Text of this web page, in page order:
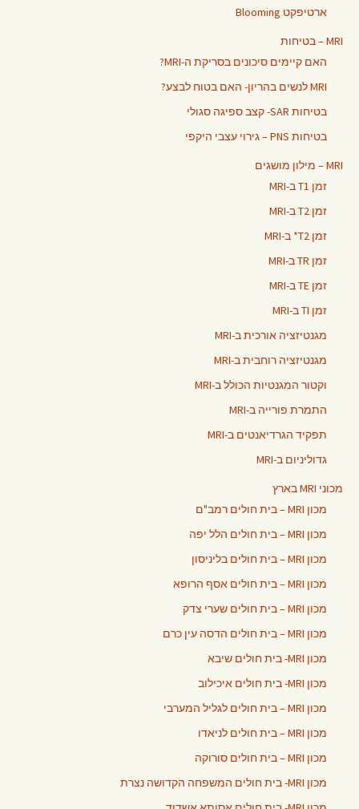
ארטיפקט Blooming
MRI – בטיחות
האם קיימים סיכונים בסריקת ה-MRI?
MRI לנשים בהריון- האם בטוח לבצע?
בטיחות SAR- קצב ספיגה סגולי
בטיחות PNS – גירוי עצבי היקפי
MRI – מילון מושגים
זמן T1 ב-MRI
זמן T2 ב-MRI
זמן T2* ב-MRI
זמן TR ב-MRI
זמן TE ב-MRI
זמן TI ב-MRI
מגנטיזציה אורכית ב-MRI
מגנטיזציה רוחבית ב-MRI
וקטור המגנטיות הכולל ב-MRI
התמרת פורייה ב-MRI
תפקיד הגרדיאנטים ב-MRI
גדוליניום ב-MRI
מכוני MRI בארץ
מכון MRI – בית חולים רמב"ם
מכון MRI – בית חולים הלל יפה
מכון MRI – בית חולים בליניסון
מכון MRI – בית חולים אסף הרופא
מכון MRI – בית חולים שערי צדק
מכון MRI – בית חולים הדסה עין כרם
מכון MRI- בית חולים שיבא
מכון MRI- בית חולים איכילוב
מכון MRI – בית חולים לגליל המערבי
מכון MRI – בית חולים לניאדו
מכון MRI – בית חולים סורוקה
מכון MRI- בית חולים המשפחה הקדושה נצרת